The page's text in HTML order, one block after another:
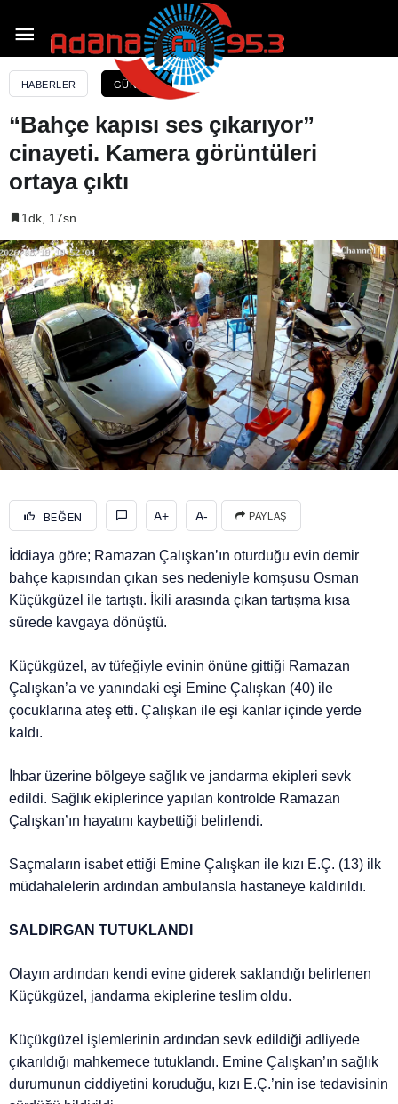
HABERLER GÜNDEM
“Bahçe kapısı ses çıkarıyor”
cinayeti. Kamera görüntüleri
ortaya çıktı
1dk, 17sn
BEĞEN A+ A- PAYLAŞ
İddiaya göre; Ramazan Çalışkan’ın oturduğu evin demir
bahçe kapısından çıkan ses nedeniyle komşusu Osman
Küçükgüzel ile tartıştı. İkili arasında çıkan tartışma kısa
sürede kavgaya dönüştü.
Küçükgüzel, av tüfeğiyle evinin önüne gittiği Ramazan
Çalışkan’a ve yanındaki eşi Emine Çalışkan (40) ile
çocuklarına ateş etti. Çalışkan ile eşi kanlar içinde yerde
kaldı.
İhbar üzerine bölgeye sağlık ve jandarma ekipleri sevk
edildi. Sağlık ekiplerince yapılan kontrolde Ramazan
Çalışkan’ın hayatını kaybettiği belirlendi.
Saçmaların isabet ettiği Emine Çalışkan ile kızı E.Ç. (13) ilk
müdahalelerin ardından ambulansla hastaneye kaldırıldı.
SALDIRGAN TUTUKLANDI
Olayın ardından kendi evine giderek saklandığı belirlenen
Küçükgüzel, jandarma ekiplerine teslim oldu.
Küçükgüzel işlemlerinin ardından sevk edildiği adliyede
çıkarıldığı mahkemece tutuklandı. Emine Çalışkan’ın sağlık
durumunun ciddiyetini koruduğu, kızı E.Ç.’nin ise tedavisinin
“Bahçe kapısı ses çıkarıyor” cinayeti. Kamera
görüntüleri ortaya çıktı